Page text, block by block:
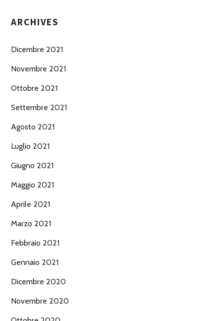
ARCHIVES
Dicembre 2021
Novembre 2021
Ottobre 2021
Settembre 2021
Agosto 2021
Luglio 2021
Giugno 2021
Maggio 2021
Aprile 2021
Marzo 2021
Febbraio 2021
Gennaio 2021
Dicembre 2020
Novembre 2020